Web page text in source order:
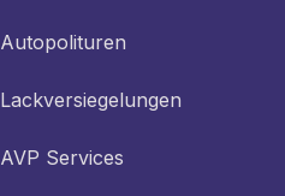
Autopolituren
Lackversiegelungen
AVP Services